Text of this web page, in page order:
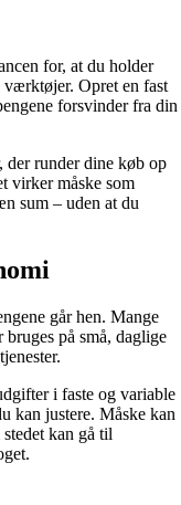
for, at du holder
værktøjer. Opret en fast
forsvinder fra din
der runder dine køb op
virker måske som
sum – uden at du
går hen. Mange
på små, daglige
i faste og variable
kan justere. Måske kan
kan gå til